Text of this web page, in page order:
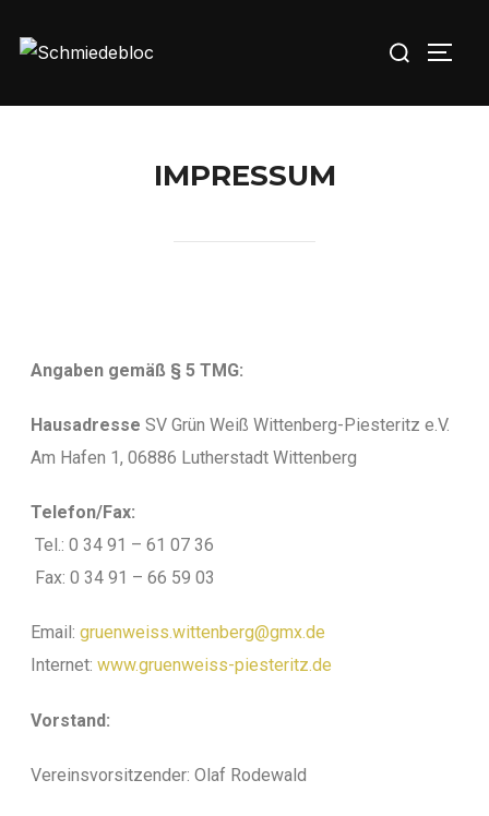
IMPRESSUM
Angaben gemäß § 5 TMG:
Hausadresse SV Grün Weiß Wittenberg-Piesteritz e.V.
Am Hafen 1, 06886 Lutherstadt Wittenberg
Telefon/Fax:
Tel.: 0 34 91 – 61 07 36
Fax: 0 34 91 – 66 59 03
Email: gruenweiss.wittenberg@gmx.de
Internet: www.gruenweiss-piesteritz.de
Vorstand:
Vereinsvorsitzender: Olaf Rodewald